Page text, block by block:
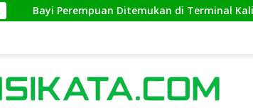
Bayi Perempuan Ditemukan di Terminal